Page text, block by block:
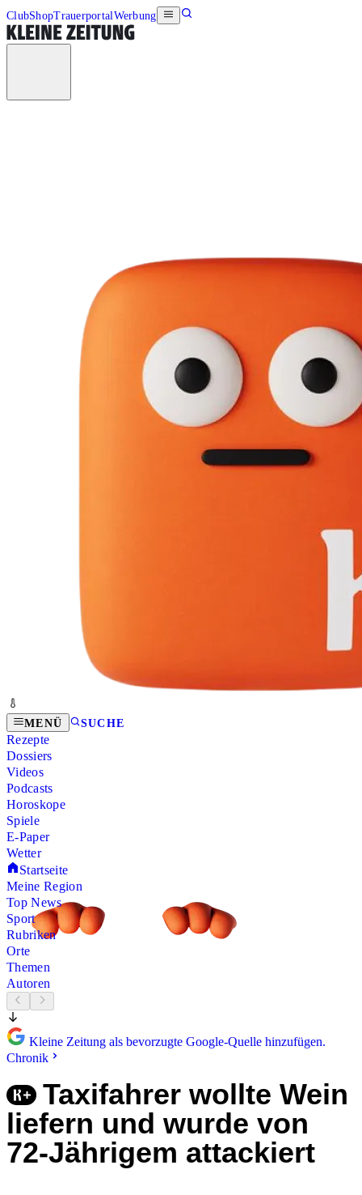
ClubShopTrauerportalWerbung
MENÜ SUCHE
Rezepte
Dossiers
Videos
Podcasts
Horoskope
Spiele
E-Paper
Wetter
Startseite
Meine Region
Top News
Sport
Rubriken
Orte
Themen
Autoren
Kleine Zeitung als bevorzugte Google-Quelle hinzufügen.
Chronik
Taxifahrer wollte Wein
liefern und wurde von
72-Jährigem attackiert